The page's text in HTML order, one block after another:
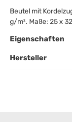
Beutel mit
g/m². Maße: 25 x
Eigenschaften
Hersteller